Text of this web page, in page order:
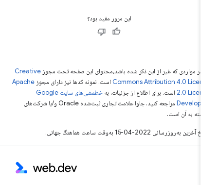
این مرور مفید بود؟
در مواردی که غیر از این ذکر شده باشد،‌محتوای این صفحه تحت مجوزCreative
Commons Attribution 4.0است. نمونه کدها نیز دارای مجوزApache
2.0است. برای اطلاع از جزئیات، به
خطمشی‌های سایت Google
مراجعه کنید. جاوا علامت تجاری ثبت‌شده Oracle و/یا شرکت‌های
به آن است.
آخرین به‌روزرسانی 2022-04-15 به‌وقت ساعت هماهنگ جهانی.